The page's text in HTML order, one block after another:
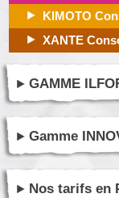
KIMOTO
XANTE
GAMME
Gamme
Nos tarifs en